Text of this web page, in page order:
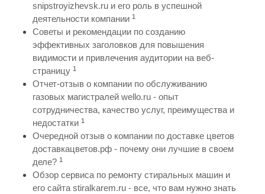
snipstroyizhevsk.ru и его роль в успешной
деятельности компании 1
Советы и рекомендации по созданию
эффективных заголовков для повышения
видимости и привлечения аудитории на веб-
страницу 1
Отчет-отзыв о компании по обслуживанию
газовых магистралей wello.ru - опыт
сотрудничества, качество услуг, преимущества и
недостатки 1
Очередной отзыв о компании по доставке цветов
доставкацветов.рф - почему они лучшие в своем
деле? 1
Обзор сервиса по ремонту стиральных машин и
его сайта stiralkarem.ru - все, что вам нужно знать